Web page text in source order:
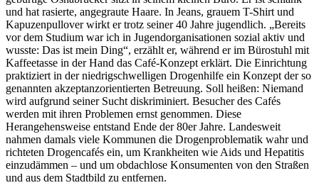
und hat rasierte, angegraute Haare. In Jeans, grauem T-Shirt und
Kapuzenpullover wirkt er trotz seiner 40 Jahre jugendlich. „Bereits
vor dem Studium war ich in Jugendorganisationen sozial aktiv und
wusste: Das ist mein Ding“, erzählt er, während er im Bürostuhl mit
Kaffeetasse in der Hand das Café-Konzept erklärt. Die Einrichtung
praktiziert in der niedrigschwelligen Drogenhilfe ein Konzept der so
genannten akzeptanzorientierten Betreuung. Soll heißen: Niemand
wird aufgrund seiner Sucht diskriminiert. Besucher des Cafés
werden mit ihren Problemen ernst genommen. Diese
Herangehensweise entstand Ende der 80er Jahre. Landesweit
nahmen damals viele Kommunen die Drogenproblematik wahr und
richteten Drogencafés ein, um Krankheiten wie Aids und Hepatitis
einzudämmen – und um obdachlose Konsumenten von den Straßen
und aus dem Stadtbild zu entfernen.